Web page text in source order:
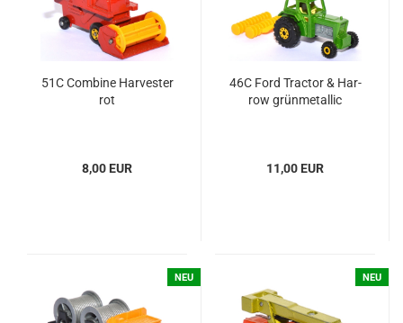
51C Com­bi­ne Har­ves­ter
rot
8,00 EUR
46C Ford Trac­tor & Har­
row grün­me­tal­lic
11,00 EUR
NEU NEU